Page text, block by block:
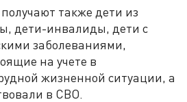
также дети из
дети-инвалиды, дети с
заболеваниями,
на учете в
жизненной ситуации, а
в СВО.